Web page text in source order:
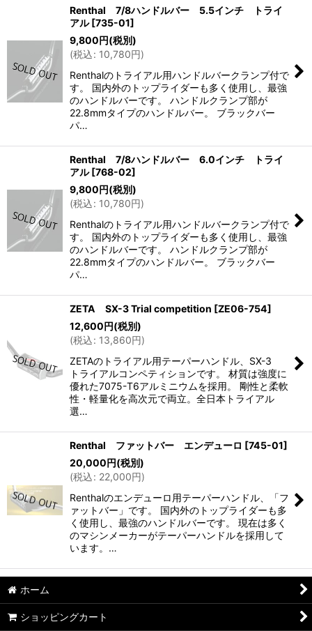
Renthal 7/8ハンドルバー 5.5インチ トライ
アル [735-01]
9,800円(税別)
(税込: 10,780円)
Renthalのトライアル用ハンドルバークランプ付で
す。 国内外のトップライダーも多く使用し、最強
のハンドルバーです。 ハンドルクランプ部が
22.8mmタイプのハンドルバー。 ブラックバー
パ…
Renthal 7/8ハンドルバー 6.0インチ トライ
アル [768-02]
9,800円(税別)
(税込: 10,780円)
Renthalのトライアル用ハンドルバークランプ付で
す。 国内外のトップライダーも多く使用し、最強
のハンドルバーです。 ハンドルクランプ部が
22.8mmタイプのハンドルバー。 ブラックバー
パ…
ZETA SX-3 Trial competition [ZE06-754]
12,600円(税別)
(税込: 13,860円)
ZETAのトライアル用テーパーハンドル、SX-3
トライアルコンペティションです。 材質は強度に
優れた7075-T6アルミニウムを採用。 剛性と柔軟
性・軽量化を高次元で両立。全日本トライアル
選…
Renthal ファットバー エンデューロ [745-01]
20,000円(税別)
(税込: 22,000円)
Renthalのエンデューロ用テーパーハンドル、「フ
ァットバー」です。 国内外のトップライダーも多
く使用し、最強のハンドルバーです。 現在は多く
のマシンメーカーがテーパーハンドルを採用して
います。…
ホーム
ショッピングカート